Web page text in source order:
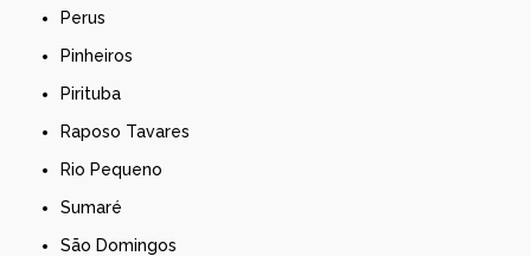
Perus
Pinheiros
Pirituba
Raposo Tavares
Rio Pequeno
Sumaré
São Domingos